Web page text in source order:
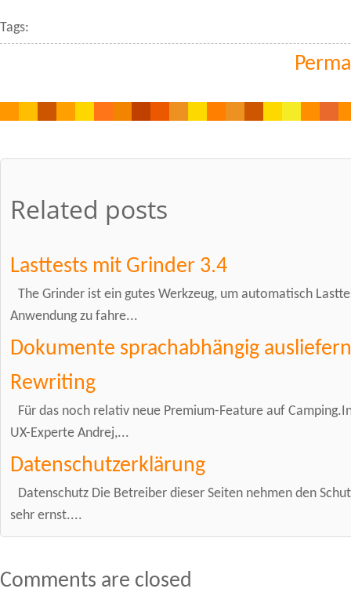
Tags:
Related posts
Lasttests mit Grinder 3.4
The Grinder ist ein gutes Werkzeug, um automatisch
Anwendung zu fahre...
Dokumente sprachabhängig
Rewriting
Für das noch relativ neue Premium-Feature auf
UX-Experte Andrej,...
Datenschutzerklärung
Datenschutz Die Betreiber dieser Seiten nehmen den
sehr ernst....
Comments are closed